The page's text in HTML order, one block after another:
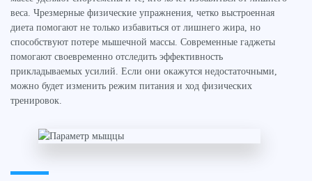
веса. Чрезмерные физические упражнения, четко выстроенная
диета помогают не только избавиться от лишнего жира, но
способствуют потере мышечной массы. Современные гаджеты
помогают своевременно отследить эффективность
прикладываемых усилий. Если они окажутся недостаточными,
можно будет изменить режим питания и ход физических
тренировок.